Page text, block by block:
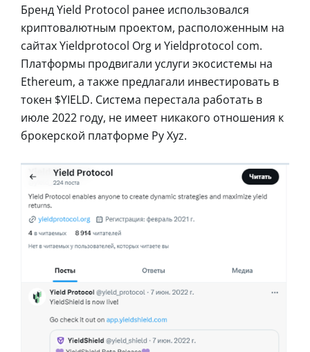
Бренд Yield Protocol ранее использовался
криптовалютным проектом, расположенным на
сайтах Yieldprotocol Org и Yieldprotocol com.
Платформы продвигали услуги экосистемы на
Ethereum, а также предлагали инвестировать в
токен $YIELD. Система перестала работать в
июле 2022 году, не имеет никакого отношения к
брокерской платформе Py Xyz.